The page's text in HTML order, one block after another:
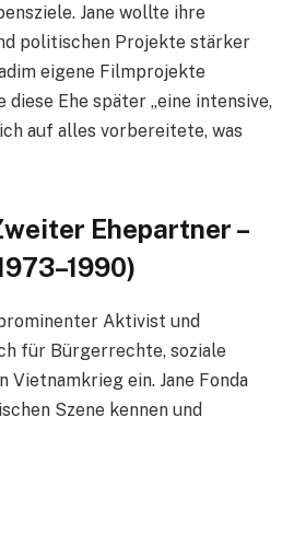
Jane wollte ihre
politischen Projekte stärker
eigene Filmprojekte
diese Ehe später „eine intensive,
auf alles vorbereitete, was
Ehepartner –
Aktivist und
für Bürgerrechte, soziale
Vietnamkrieg ein. Jane Fonda
Szene kennen und